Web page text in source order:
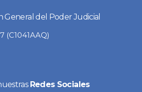
General del Poder Judicial
(C1041AAQ)
Redes Sociales